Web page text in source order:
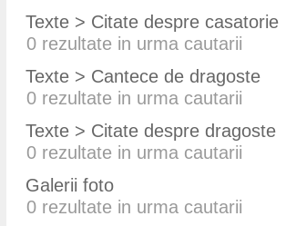
Texte > Citate despre casatorie
0 rezultate in urma cautarii
Texte > Cantece de dragoste
0 rezultate in urma cautarii
Texte > Citate despre dragoste
0 rezultate in urma cautarii
Galerii foto
0 rezultate in urma cautarii